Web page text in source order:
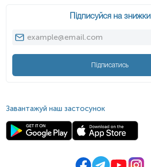
Підписуйся на знижки
Підписатись
Завантажуй наш застосунок